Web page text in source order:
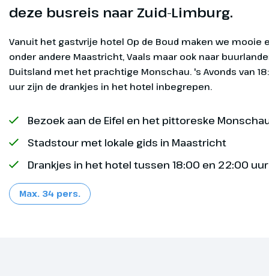
deze busreis naar Zuid-Limburg.
Vanuit het gastvrije hotel Op de Boud maken we mooie
onder andere Maastricht, Vaals maar ook naar
Duitsland met het prachtige Monschau. 's Avonds van
uur zijn de drankjes in het hotel inbegrepen.
Bezoek aan de Eifel en het pittoreske
Stadstour met lokale gids in Maastricht
Drankjes in het hotel tussen 18:00 en 22:00
Max. 34 pers.
Vanmiddag
ontdekken.
de grotten,
het
middag
hotel Op de
heerlijk
22:00 uur